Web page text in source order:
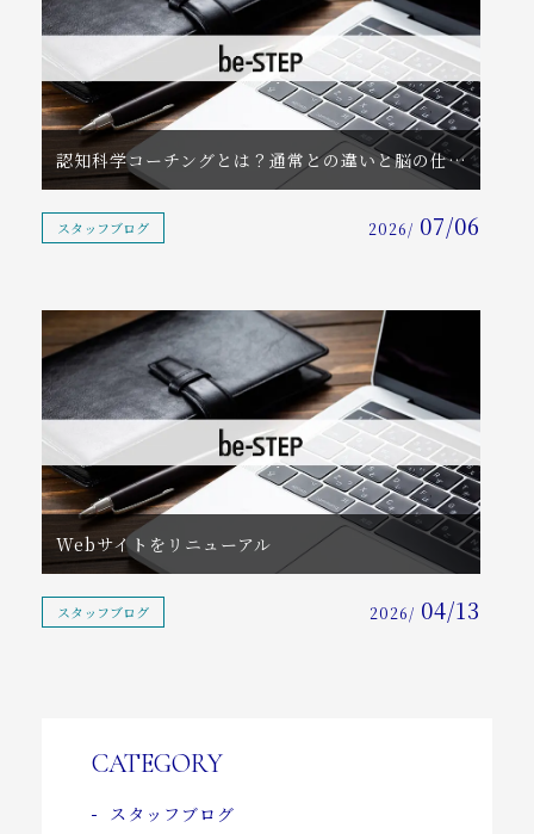
スタッフブログ 2026/ 07/06
認知科学コーチングとは？通常との違いと脳の仕組みを活かす効果
スタッフブログ 2026/ 04/13
Webサイトをリニューアル
CATEGORY
スタッフブログ